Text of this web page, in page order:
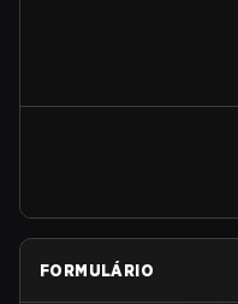
FORMULÁRIO